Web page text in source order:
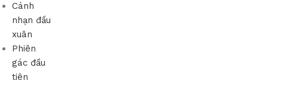
Cánh
nhạn đầu
xuân
Phiên
gác đầu
tiên